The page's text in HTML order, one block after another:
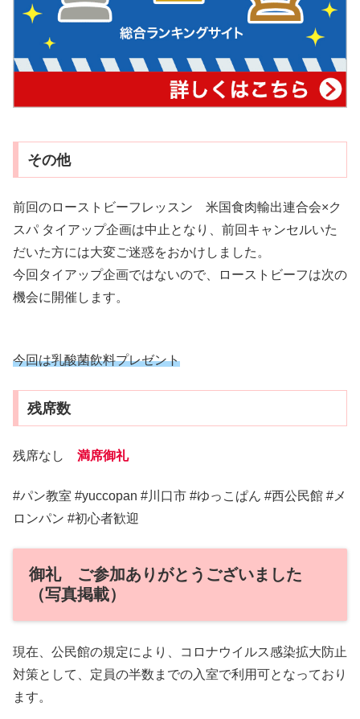
その他
前回のローストビーフレッスン 米国食肉輸出連合会×ク
スパ タイアップ企画は中止となり、前回キャンセルいた
だいた方には大変ご迷惑をおかけしました。
今回タイアップ企画ではないので、ローストビーフは次の
機会に開催します。
今回は乳酸菌飲料プレゼント
残席数
残席なし 満席御礼
#パン教室 #yuccopan #川口市 #ゆっこぱん #西公民館 #メ
ロンパン #初心者歓迎
御礼 ご参加ありがとうございました
（写真掲載）
現在、公民館の規定により、コロナウイルス感染拡大防止
対策として、定員の半数までの入室で利用可となっており
ます。